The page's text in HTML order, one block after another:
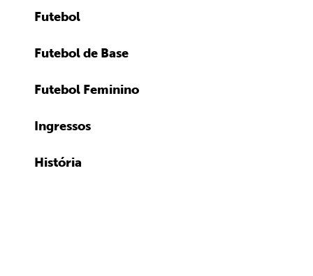
Futebol
Futebol de Base
Futebol Feminino
Ingressos
História